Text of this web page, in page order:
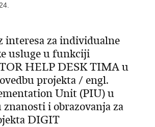
interesa za individualne
usluge u funkciji
HELP DESK TIMA u
projekta / engl.
Unit (PIU) u
i obrazovanja za
DIGIT